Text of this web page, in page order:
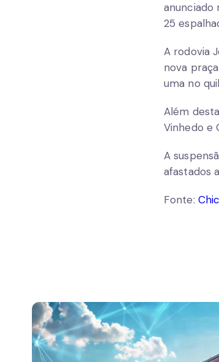
anunciado
25
A rodovia
nova
uma no
Além
Vinhedo e
A
afastados
Fonte: